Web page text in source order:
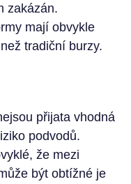
zakázán.
mají obvykle
tradiční burzy.
přijata vhodná
podvodů.
že mezi
být obtížné je